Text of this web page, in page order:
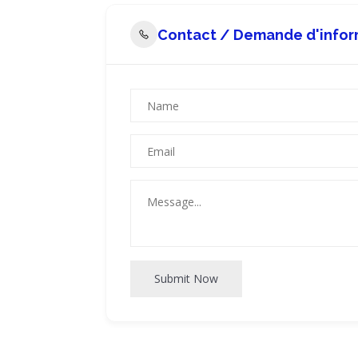
Contact / Demande
Submit Now